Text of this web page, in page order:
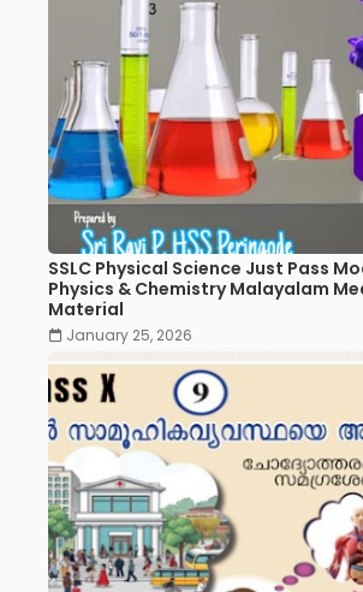
SSLC Physical Science Just Pass
Physics & Chemistry Malayalam
Material
January 25, 2026